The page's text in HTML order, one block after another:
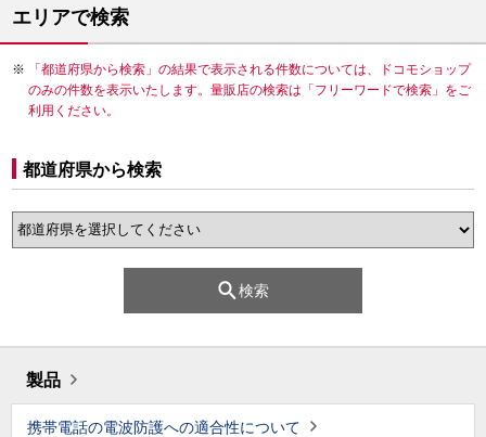
エリアで検索
「都道府県から検索」の結果で表示される件数については、ドコモショップ
のみの件数を表示いたします。量販店の検索は「フリーワードで検索」をご
利用ください。
都道府県から検索
検索
製品
携帯電話の電波防護への適合性について